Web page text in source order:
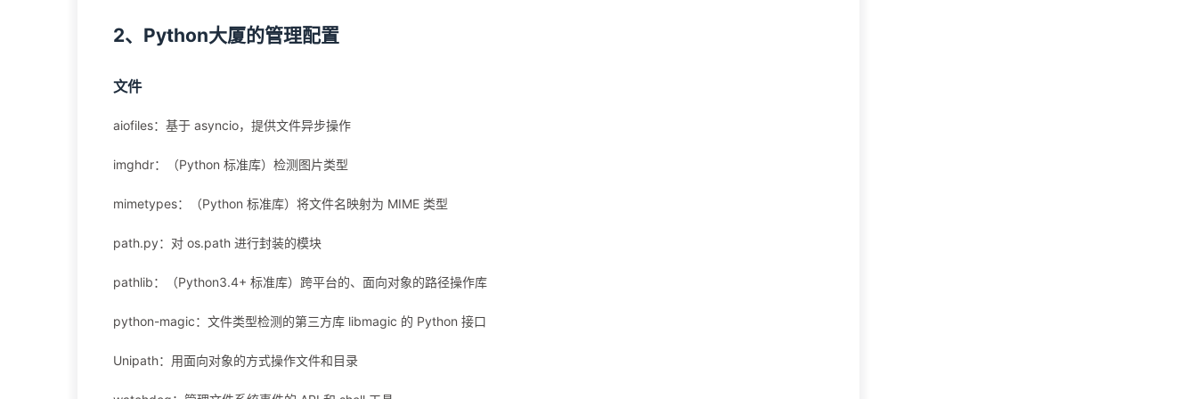
2、Python大厦的管理配置
文件
aiofiles：基于 asyncio，提供文件异步操作
imghdr：（Python 标准库）检测图片类型
mimetypes：（Python 标准库）将文件名映射为 MIME 类型
path.py：对 os.path 进行封装的模块
pathlib：（Python3.4+ 标准库）跨平台的、面向对象的路径操作库
python-magic：文件类型检测的第三方库 libmagic 的 Python 接口
Unipath：用面向对象的方式操作文件和目录